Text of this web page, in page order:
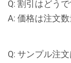
Q: 割引はどうで
A: 価格は注文
Q: サンプル注